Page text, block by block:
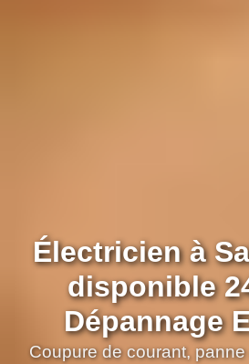
Électricien à
disponible
Dépannage
Coupure de courant,